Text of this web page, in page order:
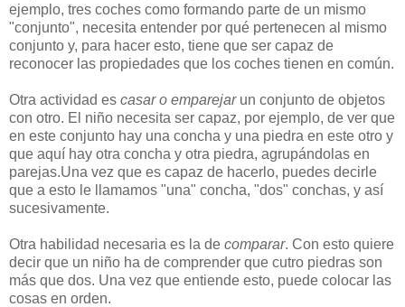
ejemplo, tres coches como formando parte de un mismo
"conjunto", necesita entender por qué pertenecen al mismo
conjunto y, para hacer esto, tiene que ser capaz de
reconocer las propiedades que los coches tienen en común.
Otra actividad es casar o emparejarun conjunto de objetos
con otro. El niño necesita ser capaz, por ejemplo, de ver que
en este conjunto hay una concha y una piedra en este otro y
que aquí hay otra concha y otra piedra, agrupándolas en
parejas.Una vez que es capaz de hacerlo, puedes decirle
que a esto le llamamos "una" concha, "dos" conchas, y así
sucesivamente.
Otra habilidad necesaria es la de comparar. Con esto quiere
decir que un niño ha de comprender que cutro piedras son
más que dos. Una vez que entiende esto, puede colocar las
cosas en orden.